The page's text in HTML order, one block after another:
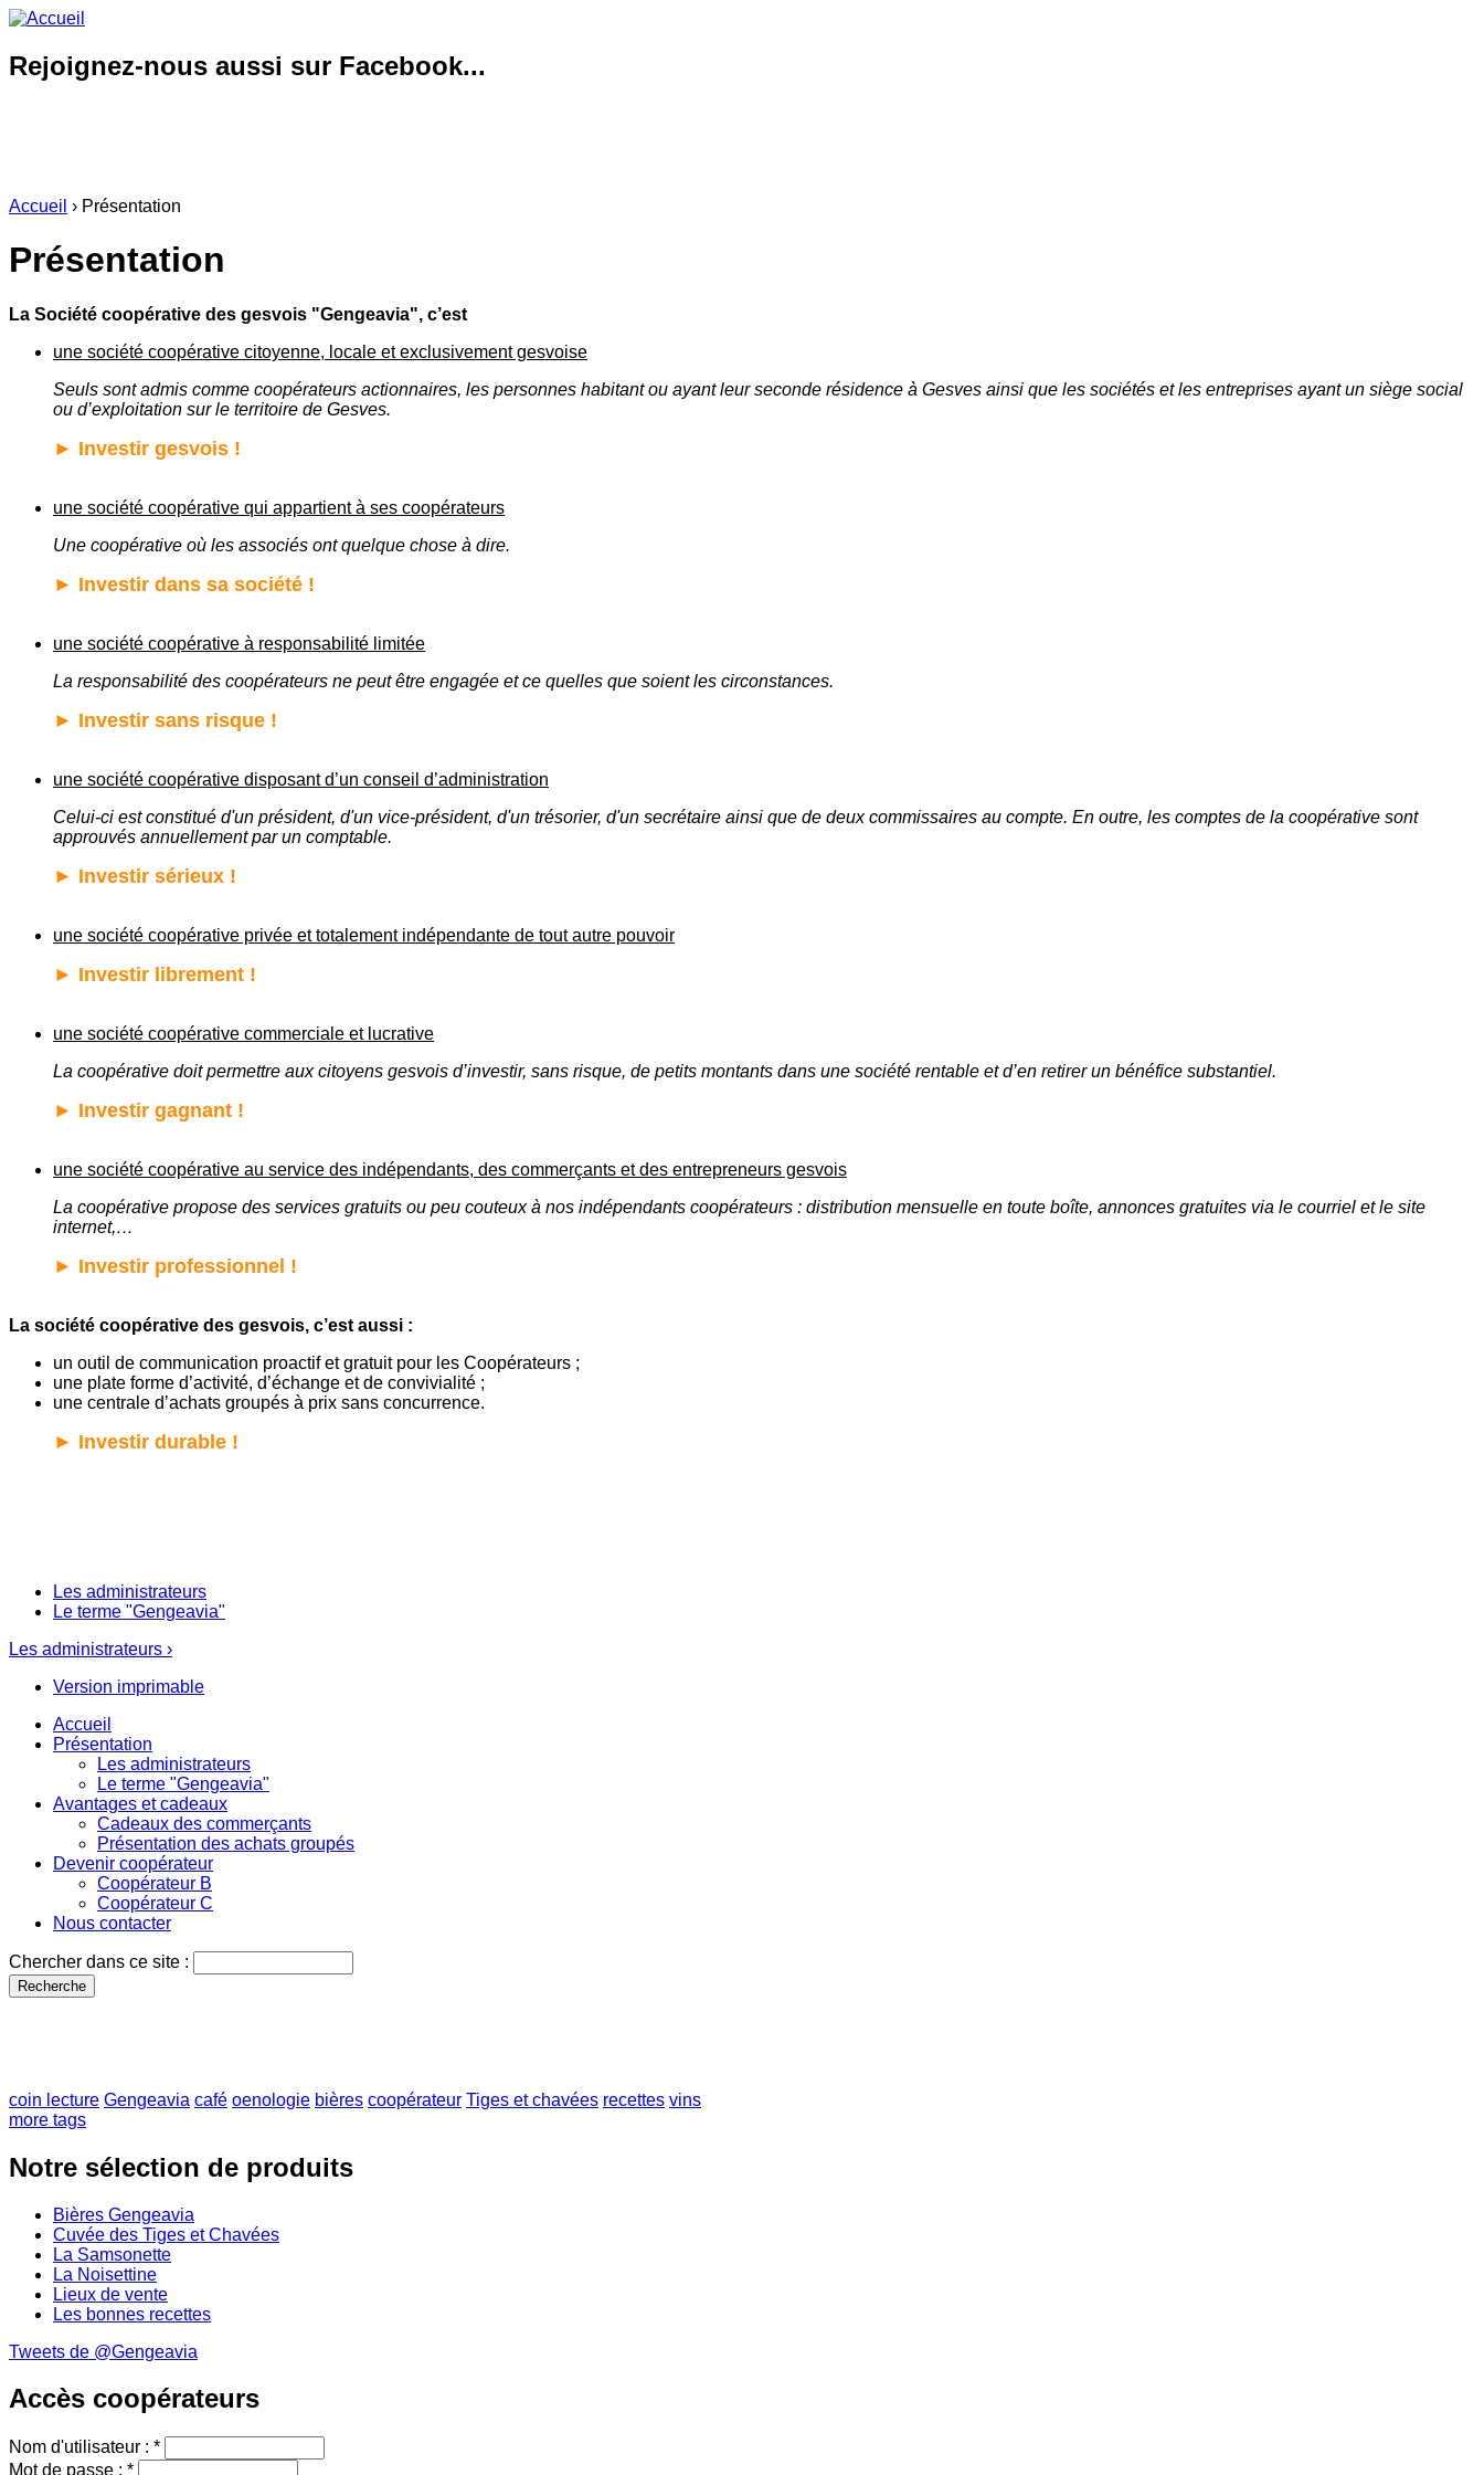
Rejoignez-nous aussi sur Facebook...
Accueil › Présentation
Présentation
La Société coopérative des gesvois "Gengeavia", c’est
une société coopérative citoyenne, locale et exclusivement gesvoise
Seuls sont admis comme coopérateurs actionnaires, les personnes habitant ou ayant leur seconde résidence à Gesves ainsi que les sociétés et les entreprises ayant un siège social
ou d’exploitation sur le territoire de Gesves.
► Investir gesvois !
une société coopérative qui appartient à ses coopérateurs
Une coopérative où les associés ont quelque chose à dire.
► Investir dans sa société !
une société coopérative à responsabilité limitée
La responsabilité des coopérateurs ne peut être engagée et ce quelles que soient les circonstances.
► Investir sans risque !
une société coopérative disposant d’un conseil d’administration
Celui-ci est constitué d'un président, d'un vice-président, d'un trésorier, d'un secrétaire ainsi que de deux commissaires au compte. En outre, les comptes de la coopérative sont
approuvés annuellement par un comptable.
► Investir sérieux !
une société coopérative privée et totalement indépendante de tout autre pouvoir
► Investir librement !
une société coopérative commerciale et lucrative
La coopérative doit permettre aux citoyens gesvois d’investir, sans risque, de petits montants dans une société rentable et d’en retirer un bénéfice substantiel.
► Investir gagnant !
une société coopérative au service des indépendants, des commerçants et des entrepreneurs gesvois
La coopérative propose des services gratuits ou peu couteux à nos indépendants coopérateurs : distribution mensuelle en toute boîte, annonces gratuites via le courriel et le site
internet,…
► Investir professionnel !
La société coopérative des gesvois, c’est aussi :
un outil de communication proactif et gratuit pour les Coopérateurs ;
une plate forme d’activité, d’échange et de convivialité ;
une centrale d’achats groupés à prix sans concurrence.
► Investir durable !
Les administrateurs
Le terme "Gengeavia"
Les administrateurs ›
Version imprimable
Accueil
Présentation
Les administrateurs
Le terme "Gengeavia"
Avantages et cadeaux
Cadeaux des commerçants
Présentation des achats groupés
Devenir coopérateur
Coopérateur B
Coopérateur C
Nous contacter
Chercher dans ce site :
coin lecture Gengeavia café oenologie bières coopérateur Tiges et chavées recettes vins
more tags
Notre sélection de produits
Bières Gengeavia
Cuvée des Tiges et Chavées
La Samsonette
La Noisettine
Lieux de vente
Les bonnes recettes
Tweets de @Gengeavia
Accès coopérateurs
Nom d'utilisateur : *
Mot de passe : *